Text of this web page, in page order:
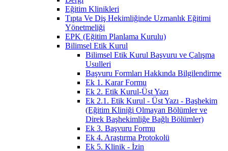
Eğitim Klinikleri
Tıpta Ve Diş Hekimliğinde Uzmanlık Eğitimi
Yönetmeliği
EPK (Eğitim Planlama Kurulu)
Bilimsel Etik Kurul
Bilimsel Etik Kurul Başvuru ve Çalışma
Usulleri
Başvuru Formları Hakkında Bilgilendirme
Ek 1. Karar Formu
Ek 2. Etik Kurul-Üst Yazı
Ek 2.1. Etik Kurul - Üst Yazı - Başhekim
(Eğitim Kliniği Olmayan Bölümler ve
Direk Başhekimliğe Bağlı Bölümler)
Ek 3. Başvuru Formu
Ek 4. Araştırma Protokolü
Ek 5. Klinik - İzin